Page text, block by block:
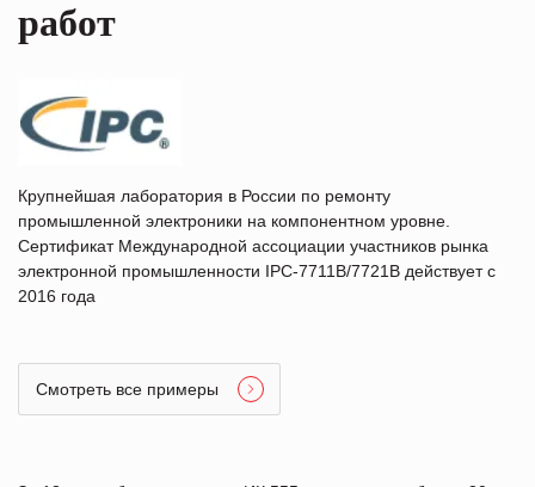
работ
Крупнейшая лаборатория в России по ремонту
промышленной электроники на компонентном уровне.
Сертификат Международной ассоциации участников рынка
электронной промышленности IPC-7711B/7721B действует с
2016 года
Смотреть все примеры